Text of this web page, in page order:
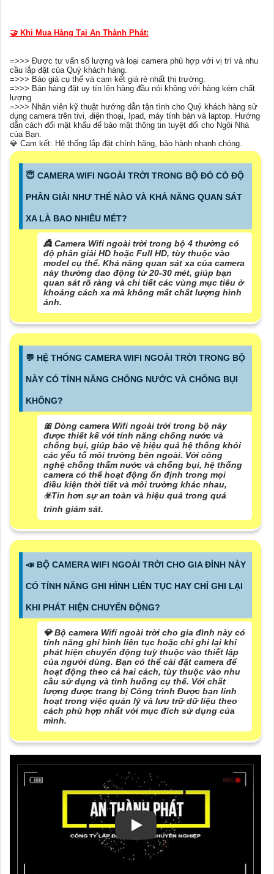
🤝 Khi Mua Hàng Tại An Thành Phát:
=>>> Được tư vấn số lượng và loại camera phù hợp với vị trí và nhu
cầu lắp đặt của Quý khách hàng.
=>>> Báo giá cụ thể và cam kết giá rẻ nhất thị trường.
=>>> Bán hàng đặt uy tín lên hàng đầu nói không với hàng kém chất
lượng
=>>> Nhân viên kỹ thuật hướng dẫn tận tình cho Quý khách hàng sử
dụng camera trên tivi, điện thoại, Ipad, máy tính bàn và laptop. Hướng
dẫn cách đổi mật khẩu để bảo mật thông tin tuyệt đối cho Ngôi Nhà
của Bạn.
💎 Cam kết: Hệ thống lắp đặt chính hãng, bảo hành nhanh chóng.
😇 CAMERA WIFI NGOÀI TRỜI TRONG BỘ ĐÓ CÓ ĐỘ
PHÂN GIẢI NHƯ THẾ NÀO VÀ KHẢ NĂNG QUAN SÁT
XA LÀ BAO NHIÊU MÉT?
👸 Camera Wifi ngoài trời trong bộ 4 thường có
độ phân giải HD hoặc Full HD, tùy thuộc vào
model cụ thể. Khả năng quan sát xa của camera
này thường dao động từ 20-30 mét, giúp bạn
quan sát rõ ràng và chi tiết các vùng mục tiêu ở
khoảng cách xa mà không mất chất lượng hình
ảnh.
️💬 HỆ THỐNG CAMERA WIFI NGOÀI TRỜI TRONG BỘ
NÀY CÓ TÍNH NĂNG CHỐNG NƯỚC VÀ CHỐNG BỤI
KHÔNG?
🎀 Dòng camera Wifi ngoài trời trong bộ này
được thiết kế với tính năng chống nước và
chống bụi, giúp bảo vệ hiệu quả hệ thống khỏi
các yếu tố môi trường bên ngoài. Với công
nghệ chống thấm nước và chống bụi, hệ thống
camera có thể hoạt động ổn định trong mọi
điều kiện thời tiết và môi trường khác nhau,
☣️Tin hơn sự an toàn và hiệu quả trong quá
trình giám sát.
📣 BỘ CAMERA WIFI NGOÀI TRỜI CHO GIA ĐÌNH NÀY
CÓ TÍNH NĂNG GHI HÌNH LIÊN TỤC HAY CHỈ GHI LẠI
KHI PHÁT HIỆN CHUYỂN ĐỘNG?
💎 Bộ camera Wifi ngoài trời cho gia đình này có
tính năng ghi hình liên tục hoặc chỉ ghi lại khi
phát hiện chuyển động tuỳ thuộc vào thiết lập
của người dùng. Bạn có thể cài đặt camera để
hoạt động theo cả hai cách, tùy thuộc vào nhu
cầu sử dụng và tình huống cụ thể. Với chất
lượng được trang bị Công trình Được bạn linh
hoạt trong việc quản lý và lưu trữ dữ liệu theo
cách phù hợp nhất với mục đích sử dụng của
mình.